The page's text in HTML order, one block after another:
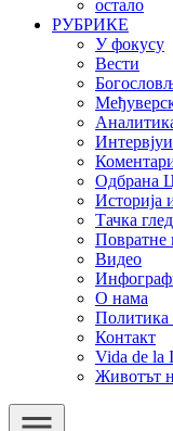
остало
РУБРИКЕ
У фокусу
Вести
Интервјуи
Одбрана
Историја
Тачка
Повратне
Видео
О нама
Контакт
Vida de la
Животът